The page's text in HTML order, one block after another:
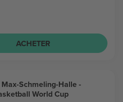
ACHETER
Schmeling-Halle -
World Cup